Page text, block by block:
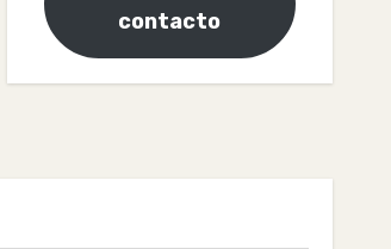
contacto